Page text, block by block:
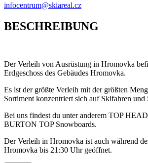
infocentrum@skiareal.cz
BESCHREIBUNG
Der Verleih von Ausrüstung in Hromovka
Erdgeschoss des Gebäudes Hromovka.
Es ist der größte Verleih mit der größten
Sortiment konzentriert sich auf Skifahren und
Bei uns findest du unter anderem TOP
BURTON TOP Snowboards.
Der Verleih in Hromovka ist auch während
Hromovka bis 21:30 Uhr geöffnet.